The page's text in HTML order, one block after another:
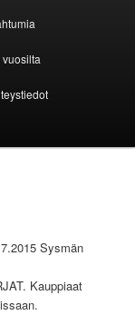
Sysmän
Kauppiaat